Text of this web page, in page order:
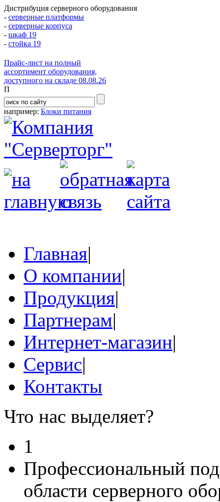
Дистрибуция серверного оборудования
- серверные платформы
- серверные корпуса
- шкаф 19
- стойка 19
Прайс-лист на полный
ассортимент оборудования,
доступного на складе 08.08.26
П
например: Блоки питания
Главная|
О компании|
Продукция|
Партнерам|
Интернет-магазин|
Сервис|
Контакты
Что нас выделяет?
1
Профессиональный
области серверного